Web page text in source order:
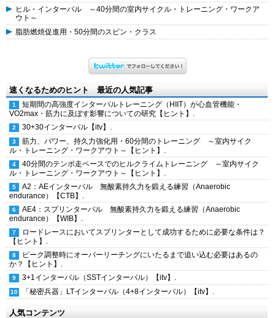
ヒル・インターバル ～40分間の室内サイクル・トレーニング・ワークア
ウト～
脂肪燃焼促進用・50分間のスピン・クラス
速くなるためのヒント 最近の人気記事
短期間の高強度インターバルトレーニング（HIIT）が心血管機能・
VO2max・筋力に及ぼす影響についての研究【ヒント】.
30+30インターバル【itv】.
筋力、パワー、持久力強化用・60分間のトレーニング ～室内サイク
ル・トレーニング・ワークアウト～【ヒント】.
40分間のテンポ走ペースでのヒルクライムトレーニング ～室内サイク
ル・トレーニング・ワークアウト～【ヒント】.
A2：AEインターバル 無酸素持久力を鍛える練習（Anaerobic
endurance）【CTB】.
AE4：スプリンターバル 無酸素持久力を鍛える練習（Anaerobic
endurance）【WIB】.
ロードレースにおいてスプリンターとして成功するために必要な条件は？
【ヒント】.
ピーク調整時にオーバーリーチングにいたるまで追い込む必要はあるの
か？【ヒント】.
3+1インターバル（SSTインターバル）【itv】.
「秘密兵器」LTインターバル（4+8インターバル）【itv】.
人気コンテンツ